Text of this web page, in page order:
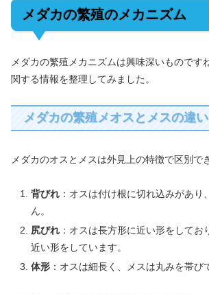
メダカの繁殖のメカニズム
メダカの繁殖メカニズムは興味深いものです
関する情報を整理してみました。
メダカの繁殖メオスとメスの違い
メダカのオスとメスは外見上の特徴で区別で
背びれ：オスは付け根に切れ込みがあり
ん。
尻びれ：オスは長方形に近い形をしてお
近い形をしています。
体形：オスは細長く、メスは丸みを帯び